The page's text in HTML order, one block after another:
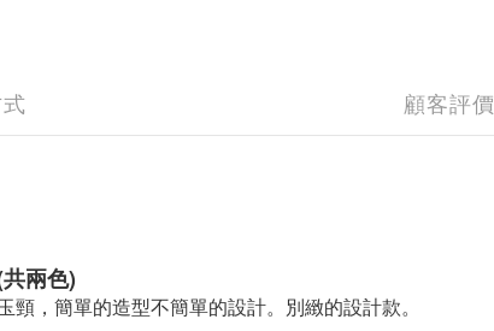
顧客評價
兩色)
，簡單的造型不簡單的設計。別緻的設計款。